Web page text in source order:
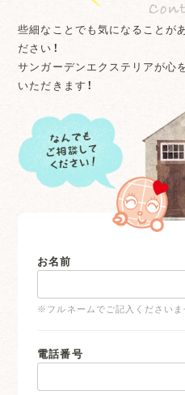
些細なことでも気になることが
ださい！
サンガーデンエクステリアが心
いただきます！
お名前
※フルネームでご記入くださいま
電話番号